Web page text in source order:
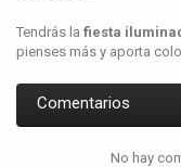
Tendrás la fiesta
pienses más y aporta
Comentarios
No hay